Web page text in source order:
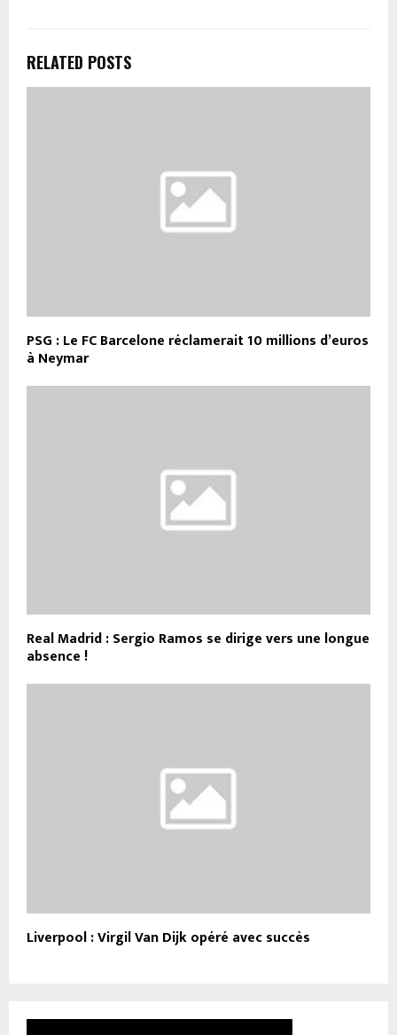
RELATED POSTS
PSG : Le FC Barcelone réclamerait 10 millions d’euros
à Neymar
Real Madrid : Sergio Ramos se dirige vers une longue
absence !
Liverpool : Virgil Van Dijk opéré avec succès